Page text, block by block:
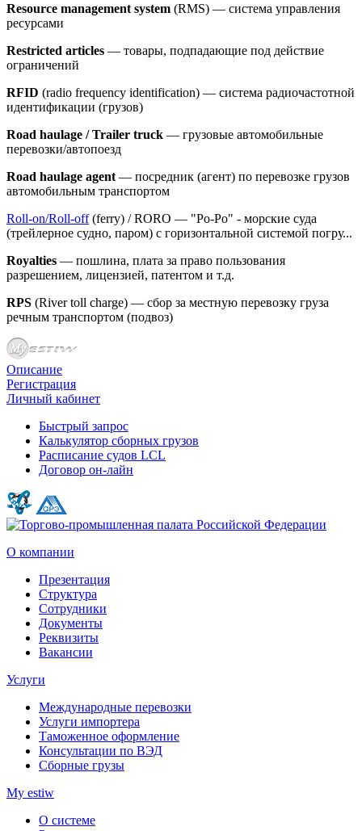
Resource management system (RMS) — система управления
ресурсами
Restricted articles — товары, подпадающие под действие
ограничений
RFID (radio frequency identification) — система радиочастотной
идентификации (грузов)
Road haulage / Trailer truck — грузовые автомобильные
перевозки/автопоезд
Road haulage agent — посредник (агент) по перевозке грузов
автомобильным транспортом
Roll-on/Roll-off(ferry) / RORO — "Ро-Ро" - морские суда
(трейлерное судно, паром) с горизонтальной системой погру...
Royalties — пошлина, плата за право пользования
разрешением, лицензией, патентом и т.д.
RPS (River toll charge) — сбор за местную перевозку груза
речным транспортом (подвоз)
Описание
Регистрация
Личный кабинет
Быстрый запрос
Калькулятор сборных грузов
Расписание судов LCL
Договор он-лайн
О компании
Презентация
Структура
Сотрудники
Документы
Реквизиты
Вакансии
Услуги
Международные перевозки
Услуги импортера
Таможенное оформление
Консультации по ВЭД
Сборные грузы
My estiw
О системе